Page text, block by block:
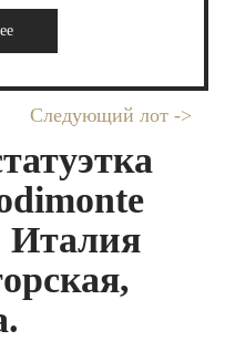
Следующий лот ->
Италия